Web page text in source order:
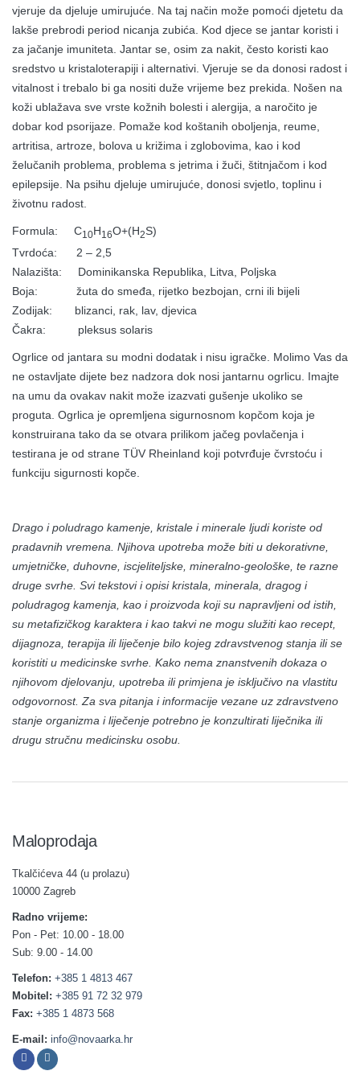
vjeruje da djeluje umirujuće. Na taj način može pomoći djetetu da
lakše prebrodi period nicanja zubića. Kod djece se jantar koristi i
za jačanje imuniteta. Jantar se, osim za nakit, često koristi kao
sredstvo u kristaloterapiji i alternativi. Vjeruje se da donosi radost i
vitalnost i trebalo bi ga nositi duže vrijeme bez prekida. Nošen na
koži ublažava sve vrste kožnih bolesti i alergija, a naročito je
dobar kod psorijaze. Pomaže kod koštanih oboljenja, reume,
artritisa, artroze, bolova u križima i zglobovima, kao i kod
želučanih problema, problema s jetrima i žuči, štitnjačom i kod
epilepsije. Na psihu djeluje umirujuće, donosi svjetlo, toplinu i
životnu radost.
Formula: C10H16O+(H2S)
Tvrdoća: 2 – 2,5
Nalazišta: Dominikanska Republika, Litva, Poljska
Boja: žuta do smeđa, rijetko bezbojan, crni ili bijeli
Zodijak: blizanci, rak, lav, djevica
Čakra: pleksus solaris
Ogrlice od jantara su modni dodatak i nisu igračke. Molimo Vas da
ne ostavljate dijete bez nadzora dok nosi jantarnu ogrlicu. Imajte
na umu da ovakav nakit može izazvati gušenje ukoliko se
proguta. Ogrlica je opremljena sigurnosnom kopčom koja je
konstruirana tako da se otvara prilikom jačeg povlačenja i
testirana je od strane TÜV Rheinland koji potvrđuje čvrstoću i
funkciju sigurnosti kopče.
Drago i poludrago kamenje, kristale i minerale ljudi koriste od
pradavnih vremena. Njihova upotreba može biti u dekorativne,
umjetničke, duhovne, iscjeliteljske, mineralno-geološke, te razne
druge svrhe. Svi tekstovi i opisi kristala, minerala, dragog i
poludragog kamenja, kao i proizvoda koji su napravljeni od istih,
su metafizičkog karaktera i kao takvi ne mogu služiti kao recept,
dijagnoza, terapija ili liječenje bilo kojeg zdravstvenog stanja ili se
koristiti u medicinske svrhe. Kako nema znanstvenih dokaza o
njihovom djelovanju, upotreba ili primjena je isključivo na vlastitu
odgovornost. Za sva pitanja i informacije vezane uz zdravstveno
stanje organizma i liječenje potrebno je konzultirati liječnika ili
drugu stručnu medicinsku osobu.
Maloprodaja
Tkalčićeva 44 (u prolazu)
10000 Zagreb
Radno vrijeme:
Pon - Pet: 10.00 - 18.00
Sub: 9.00 - 14.00
Telefon: +385 1 4813 467
Mobitel: +385 91 72 32 979
Fax: +385 1 4873 568
E-mail: info@novaarka.hr